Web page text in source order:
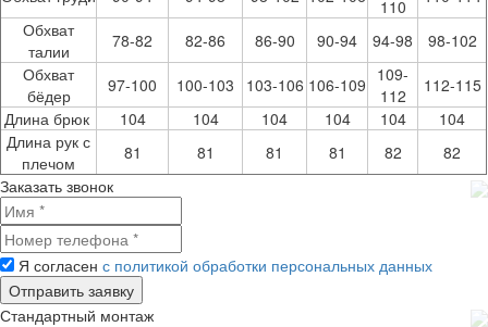
110
Обхват
талии
78-82 82-86 86-90 90-94 94-98
98-102
Обхват
бёдер
97-100 100-103 103-106 106-109 109-
112
112-115
Длина брюк
104 104 104 104 104
104
Длина рук с
плечом
81 81 81 81 82
82
Заказать звонок
Я согласен с политикой обработки персональных данных
Стандартный монтаж